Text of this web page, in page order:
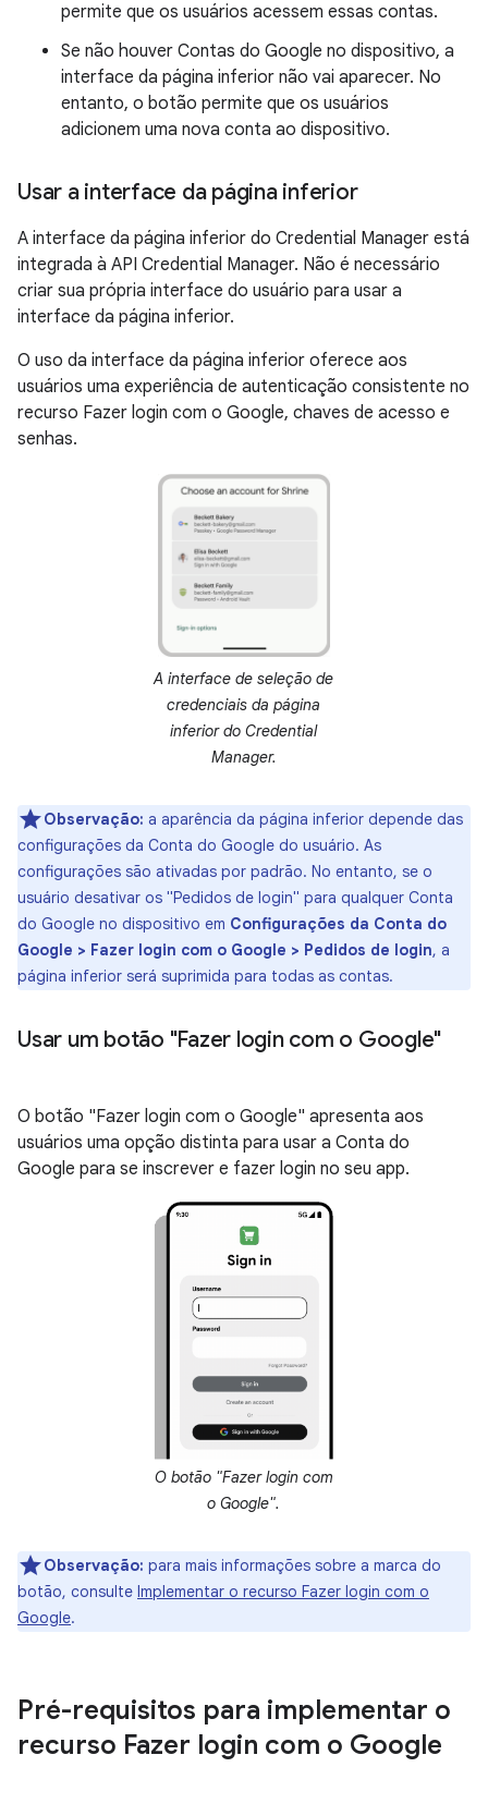
permite que os usuários acessem essas contas.
Se não houver Contas do Google no dispositivo, a
interface da página inferior não vai aparecer. No
entanto, o botão permite que os usuários
adicionem uma nova conta ao dispositivo.
Usar a interface da página inferior
A interface da página inferior do Credential Manager está
integrada à API Credential Manager. Não é necessário
criar sua própria interface do usuário para usar a
interface da página inferior.
O uso da interface da página inferior oferece aos
usuários uma experiência de autenticação consistente no
recurso Fazer login com o Google, chaves de acesso e
senhas.
A interface de seleção de
credenciais da página
inferior do Credential
Manager.
Observação: a aparência da página inferior depende das
configurações da Conta do Google do usuário. As
configurações são ativadas por padrão. No entanto, se o
usuário desativar os "Pedidos de login" para qualquer Conta
do Google no dispositivo em Configurações da Conta do
Google > Fazer login com o Google > Pedidos de login, a
página inferior será suprimida para todas as contas.
Usar um botão "Fazer login com o Google"
O botão "Fazer login com o Google" apresenta aos
usuários uma opção distinta para usar a Conta do
Google para se inscrever e fazer login no seu app.
O botão "Fazer login com
o Google".
Observação: para mais informações sobre a marca do
botão, consulte Implementar o recurso Fazer login com o
Google.
Pré-requisitos para implementar o
recurso Fazer login com o Google